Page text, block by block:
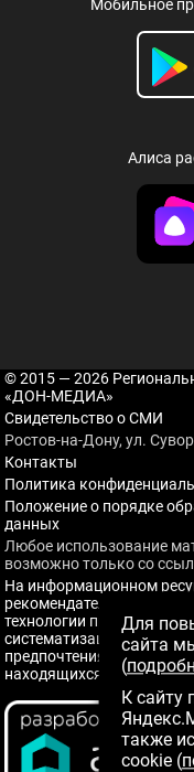
Мобильное
Алиса
© 2015 — 2026
«ДОН-МЕДИА»
Свидетельство о СМИ
Ростов-на-Дону, ул.
Контакты
Политика
Положение о порядке
данных
Любое использование
возможно только со
На информационном
рекомендательные
технологии
систематизации и
предпочтениям
находящихся на
Для
сайта
(
К сайту
также
cookie (